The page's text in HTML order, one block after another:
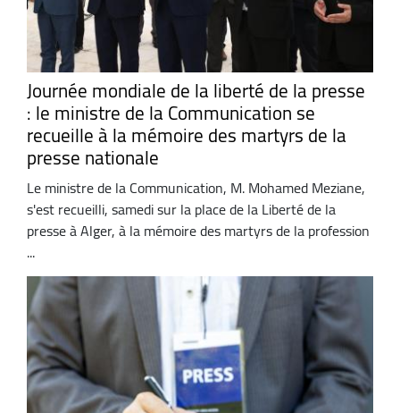
Journée mondiale de la liberté de la presse
: le ministre de la Communication se
recueille à la mémoire des martyrs de la
presse nationale
Le ministre de la Communication, M. Mohamed Meziane,
s'est recueilli, samedi sur la place de la Liberté de la
presse à Alger, à la mémoire des martyrs de la profession
...